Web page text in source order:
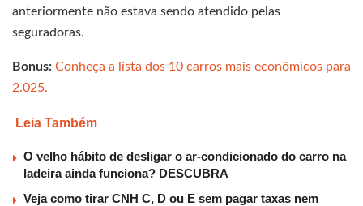
anteriormente não estava sendo atendido pelas
seguradoras.
Bonus: Conheça a lista dos 10 carros mais econômicos para
2.025.
Leia Também
O velho hábito de desligar o ar-condicionado do carro na
ladeira ainda funciona? DESCUBRA
Veja como tirar CNH C, D ou E sem pagar taxas nem